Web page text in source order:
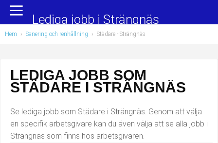
Yrkesområden
Administration, ekonomi, juridik
Chefer och verksamhetsledare
Data/IT
Försäljning, inköp, marknadsföring
Populära jobb
Undersköterska, hemtjänst och äldreboende
Barnskötare
Lärare i förskola/Förskollärare
Lagerarbetare
Lediga jobb i Strängnäs
Hem › Sanering och renhållning › Städare - Strängnäs
LEDIGA JOBB SOM
STÄDARE I STRÄNGNÄS
Se lediga jobb som Städare i Strängnäs. Genom att välja
en specifik arbetsgivare kan du även välja att se alla jobb i
Strängnäs som finns hos arbetsgivaren.